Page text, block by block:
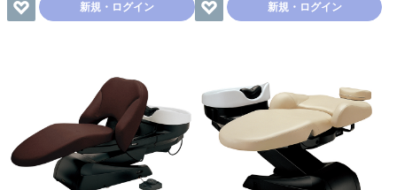
新規・ログイン 新規・ログイン